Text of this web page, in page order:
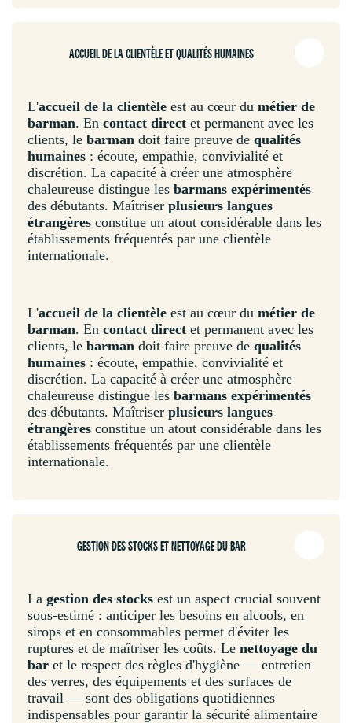
ACCUEIL DE LA CLIENTÈLE ET QUALITÉS HUMAINES
L'accueil de la clientèle est au cœur du métier de
barman. En contact direct et permanent avec les
clients, le barman doit faire preuve de qualités
humaines : écoute, empathie, convivialité et
discrétion. La capacité à créer une atmosphère
chaleureuse distingue les barmans expérimentés
des débutants. Maîtriser plusieurs langues
étrangères constitue un atout considérable dans les
établissements fréquentés par une clientèle
internationale.
L'accueil de la clientèle est au cœur du métier de
barman. En contact direct et permanent avec les
clients, le barman doit faire preuve de qualités
humaines : écoute, empathie, convivialité et
discrétion. La capacité à créer une atmosphère
chaleureuse distingue les barmans expérimentés
des débutants. Maîtriser plusieurs langues
étrangères constitue un atout considérable dans les
établissements fréquentés par une clientèle
internationale.
GESTION DES STOCKS ET NETTOYAGE DU BAR
La gestion des stocks est un aspect crucial souvent
sous-estimé : anticiper les besoins en alcools, en
sirops et en consommables permet d'éviter les
ruptures et de maîtriser les coûts. Le nettoyage du
bar et le respect des règles d'hygiène — entretien
des verres, des équipements et des surfaces de
travail — sont des obligations quotidiennes
indispensables pour garantir la sécurité alimentaire